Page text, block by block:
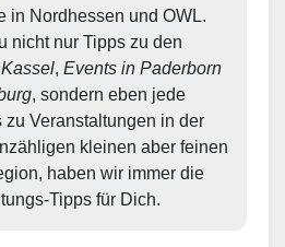
in Nordhessen und OWL.
nicht nur Tipps zu den
, Events in Paderborn
, sondern eben jede
zu Veranstaltungen in der
kleinen aber feinen
haben wir immer die
Tipps für Dich.